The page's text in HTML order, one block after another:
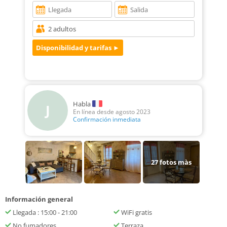
J Habla
En línea desde agosto 2023
Confirmación inmediata
27fotos màs
Información general
Llegada : 15:00 - 21:00
WiFi gratis